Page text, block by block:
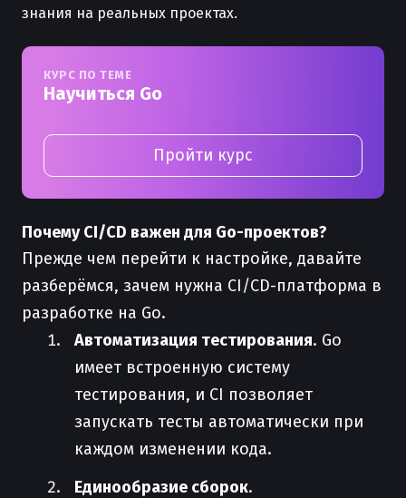
знания на реальных проектах.
КУРС ПО ТЕМЕ
Научиться Go
Пройти курс
Почему CI/CD важен для Go-проектов?
Прежде чем перейти к настройке, давайте
разберёмся, зачем нужна CI/CD-платформа в
разработке на Go.
Автоматизация тестирования. Go
имеет встроенную систему
тестирования, и CI позволяет
запускать тесты автоматически при
каждом изменении кода.
Единообразие сборок.